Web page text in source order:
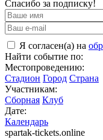
Спасибо за подписку!
Я согласен(а) на
Найти событие по:
Местопроведению:
Стадион Город Страна
Участникам:
Сборная Клуб
Дате:
Календарь
spartak-tickets.online